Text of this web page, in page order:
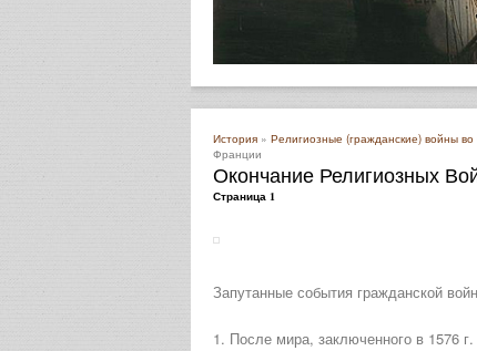
История » Религиозные (гражданские) войны
Франции
Окончание Религиозных
Страница 1
Запутанные события гражданской
1. После мира, заключенного в 1576